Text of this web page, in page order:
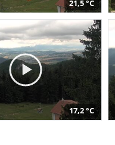
21,5 °C
17,2 °C